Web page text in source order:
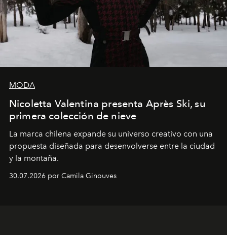
MODA
Nicoletta Valentina presenta Après Ski, su
primera colección de nieve
La marca chilena expande su universo creativo con una
propuesta diseñada para desenvolverse entre la ciudad
y la montaña.
30.07.2026 por Camila Ginouves